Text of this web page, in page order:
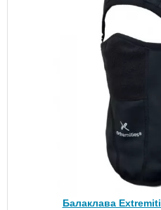
Балаклава